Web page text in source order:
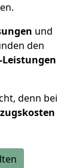
und
den
Leistungen
denn bei